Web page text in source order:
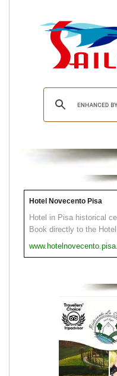
Hotel Novecento Pisa
Hotel in Pisa historical
Book directly to the